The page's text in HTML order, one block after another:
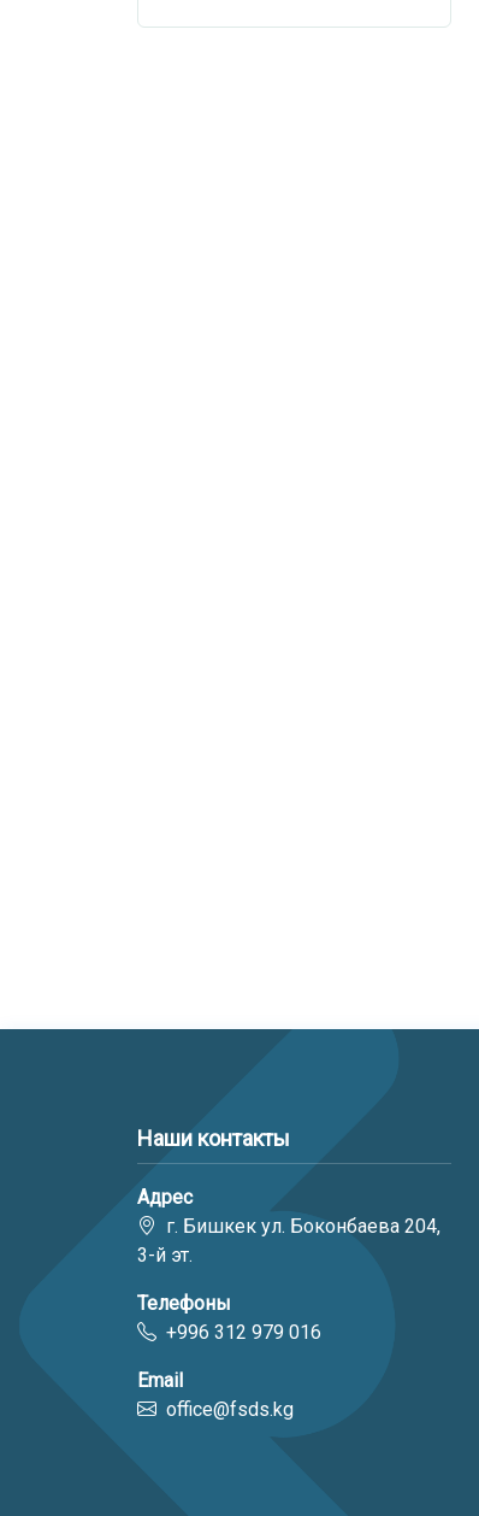
Наши контакты
Адрес
г. Бишкек ул. Боконбаева 204,
3-й эт.
Телефоны
+996 312 979 016
Email
office@fsds.kg